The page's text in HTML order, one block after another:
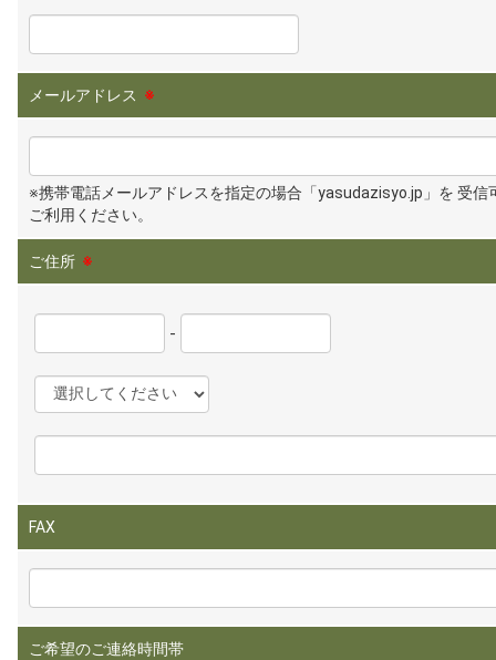
メールアドレス ※
※携帯電話メールアドレスを指定の場合「yasudazisyo.jp」を 受信
ご利用ください。
ご住所 ※
-
FAX
ご希望のご連絡時間帯